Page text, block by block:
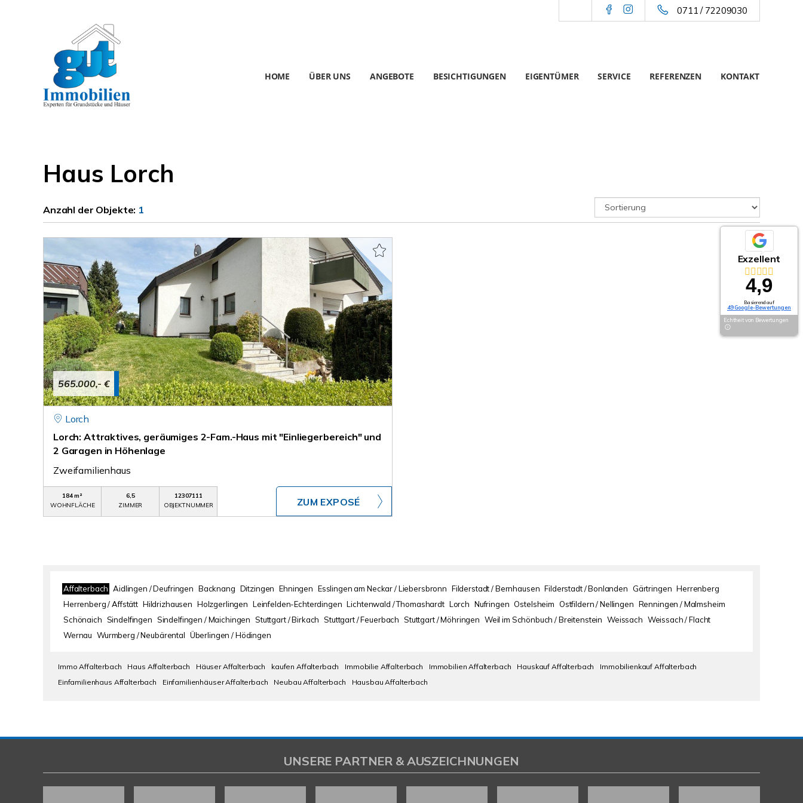
0711 / 72209030
HOME ÜBER UNS ANGEBOTE BESICHTIGUNGEN EIGENTÜMER SERVICE REFERENZEN KONTAKT
Haus Lorch
Anzahl der Objekte: 1
565.000,- €
Lorch
Lorch: Attraktives, geräumiges 2-Fam.-Haus mit "Einliegerbereich" und
2 Garagen in Höhenlage
Zweifamilienhaus
184 m²
WOHNFLÄCHE
6,5
ZIMMER
12307111
OBJEKTNUMMER
ZUM EXPOSÉ
Affalterbach Aidlingen / Deufringen Backnang Ditzingen Ehningen Esslingen am Neckar / Liebersbronn Filderstadt / Bernhausen Filderstadt / Bonlanden Gärtringen Herrenberg
Herrenberg / Affstätt Hildrizhausen Holzgerlingen Leinfelden-Echterdingen Lichtenwald / Thomashardt Lorch Nufringen Ostelsheim Ostfildern / Nellingen Renningen / Malmsheim
Schönaich Sindelfingen Sindelfingen / Maichingen Stuttgart / Birkach Stuttgart / Feuerbach Stuttgart / Möhringen Weil im Schönbuch / Breitenstein Weissach Weissach / Flacht
Wernau Wurmberg / Neubärental Überlingen / Hödingen
Immo Affalterbach Haus Affalterbach Häuser Affalterbach kaufen Affalterbach Immobilie Affalterbach Immobilien Affalterbach Hauskauf Affalterbach
Immobilienkauf Affalterbach
Einfamilienhaus Affalterbach
Einfamilienhäuser Affalterbach Neubau Affalterbach Hausbau Affalterbach
Exzellent
4,9
Basierend auf
49 Google-Bewertungen
Echtheit von Bewertungen
UNSERE PARTNER & AUSZEICHNUNGEN